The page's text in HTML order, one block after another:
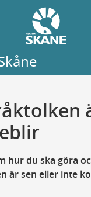
hur du ska göra
är sen eller inte